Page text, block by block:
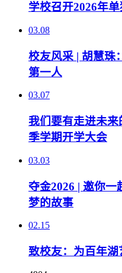
学校召开2026年
03.08
校友风采 | 胡慧珠
第一人
03.07
我们要有走进未
季学期开学大会
03.03
夺金2026 | 邀你
梦的故事
02.15
致校友：为百年湖